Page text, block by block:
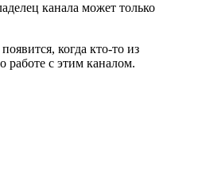
канала может только
когда кто-то из
работе с этим каналом.